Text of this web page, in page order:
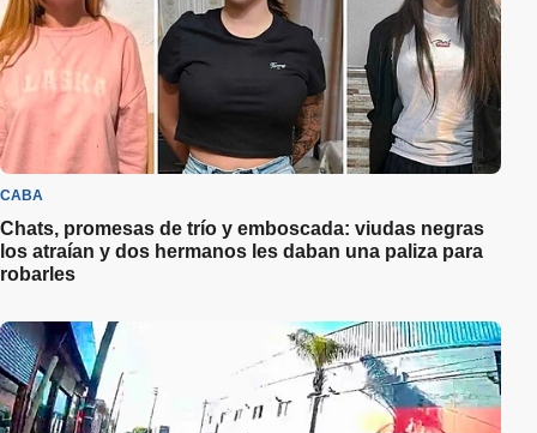
CABA
Chats, promesas de trío y emboscada: viudas negras
los atraían y dos hermanos les daban una paliza para
robarles